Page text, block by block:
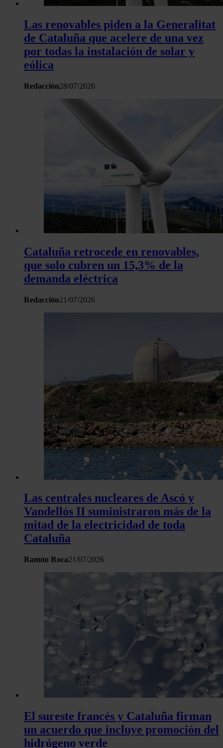
Las renovables piden a la Generalitat
de Cataluña que acelere de una vez
por todas la instalación de solar y
eólica
Redacción28/07/2026
Cataluña retrocede en renovables,
que solo cubren un 15,3% de la
demanda eléctrica
Redacción21/07/2026
Las centrales nucleares de Ascó y
Vandellós II suministraron más de la
mitad de la electricidad de toda
Cataluña
Ramón Roca21/07/2026
El sureste francés y Cataluña firman
un acuerdo que incluye promoción del
hidrógeno verde